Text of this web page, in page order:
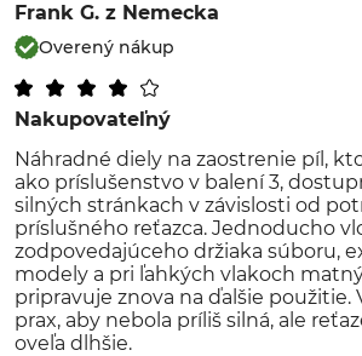
Frank G. z Nemecka
Overený nákup
Nakupovateľný
Náhradné diely na zaostrenie píl,
ako príslušenstvo v balení 3,
silných stránkach v závislosti od
príslušného reťazca. Jednoducho
zodpovedajúceho držiaka súboru,
modely a pri ľahkých vlakoch
pripravuje znova na ďalšie použitie.
prax, aby nebola príliš silná, ale
oveľa dlhšie.